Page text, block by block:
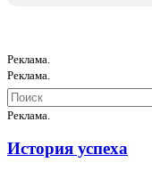
Реклама.
Реклама.
Реклама.
История успеха